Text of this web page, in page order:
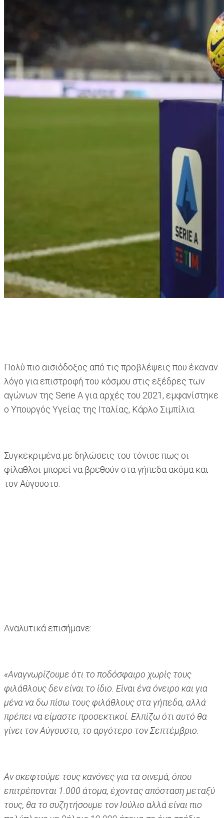
Πολύ πιο αισιόδοξος από τις προβλέψεις που έκαναν
λόγο για επιστροφή του κόσμου στις εξέδρες των
αγώνων της Serie A για αρχές του 2021, εμφανίστηκε
ο Υπουργός Υγείας της Ιταλίας, Κάρλο Σιμπίλια.
Συγκεκριμένα με δηλώσεις του τόνισε πως οι
φίλαθλοι μπορεί να βρεθούν στα γήπεδα ακόμα και
τον Αύγουστο.
Αναλυτικά επισήμανε:
«Αναγνωρίζουμε ότι το ποδόσφαιρο χωρίς τους
φιλάθλους δεν είναι το ίδιο. Είναι ένα όνειρο και για
μένα να δω πίσω τους φιλάθλους στα γήπεδα, αλλά
πρέπει να είμαστε προσεκτικοί. Ελπίζω ότι αυτό θα
γίνει τον Αύγουστο, το αργότερο τον Σεπτέμβριο.
Αν σκεφτούμε τους κανόνες για τα σινεμά, όπου
επιτρέπονται 1.000 άτομα, έχοντας απόσταση μεταξύ
τους, θα το συζητήσουμε τον Ιούλιο αλλά είναι πιο